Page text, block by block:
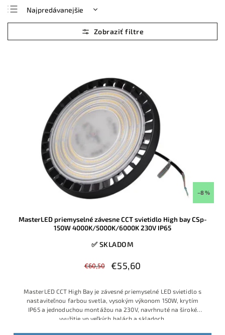
Najpredávanejšie
Najlacnejšie
Najdrahšie
–8 %
MasterLED priemyselné závesne CCT svietidlo High bay CSp-
150W 4000K/5000K/6000K 230V IP65
✅ SKLADOM
€60,50 €55,60
MasterLED CCT High Bay je závesné priemyselné LED svietidlo s
nastaviteľnou farbou svetla, vysokým výkonom 150W, krytím
IP65a jednoduchou montážou na 230V, navrhnuté na široké
využitie vo veľkých halách a skladoch.